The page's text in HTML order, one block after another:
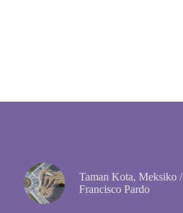
Taman Kota, Meksiko /
Francisco Pardo